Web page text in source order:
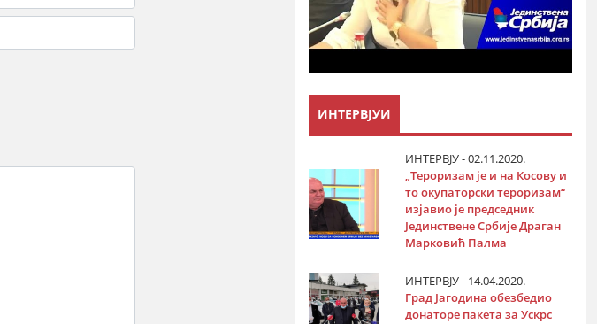
ИНТЕРВЈУИ
ИНТЕРВЈУ - 02.11.2020.
„Тероризам је и на Косову и
то окупаторски тероризам“
изјавио је председник
Јединствене Србије Драган
Марковић Палма
ИНТЕРВЈУ - 14.04.2020.
Град Јагодина обезбедио
донаторе пакета за Ускрс